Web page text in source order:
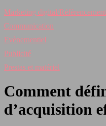
Marketing digital/Référencement
Communication
Evènementiel
Publicité
Prestas et matériel
Comment
d’acquisition